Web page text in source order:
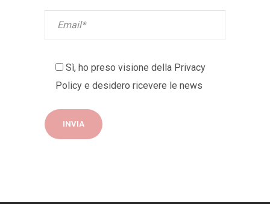
Sì, ho preso visione della Privacy
Policy e desidero ricevere le news